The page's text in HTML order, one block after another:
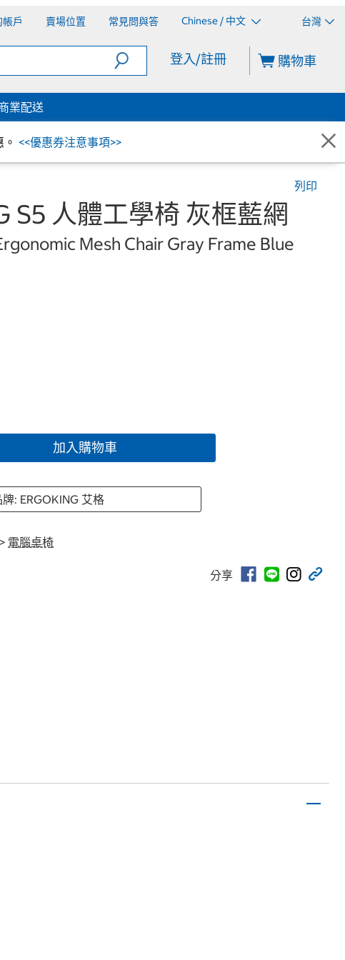
戶 賣場位置 常見問與答 Chinese / 中文 台灣
登入/註冊 購物車
業配送
<<優惠券注意事項>>
列印
S5 人體工學椅 灰框藍網
Mesh Chair Gray Frame Blue
加入購物車
牌: ERGOKING 艾格
> 電腦桌椅
分享